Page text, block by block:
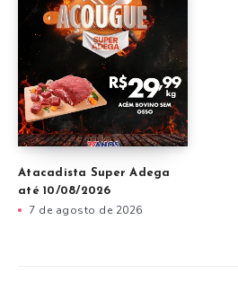
Atacadista Super Adega
até 10/08/2026
7 de agosto de 2026